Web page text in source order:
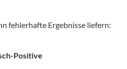
fehlerhafte Ergebnisse liefern:
Positive